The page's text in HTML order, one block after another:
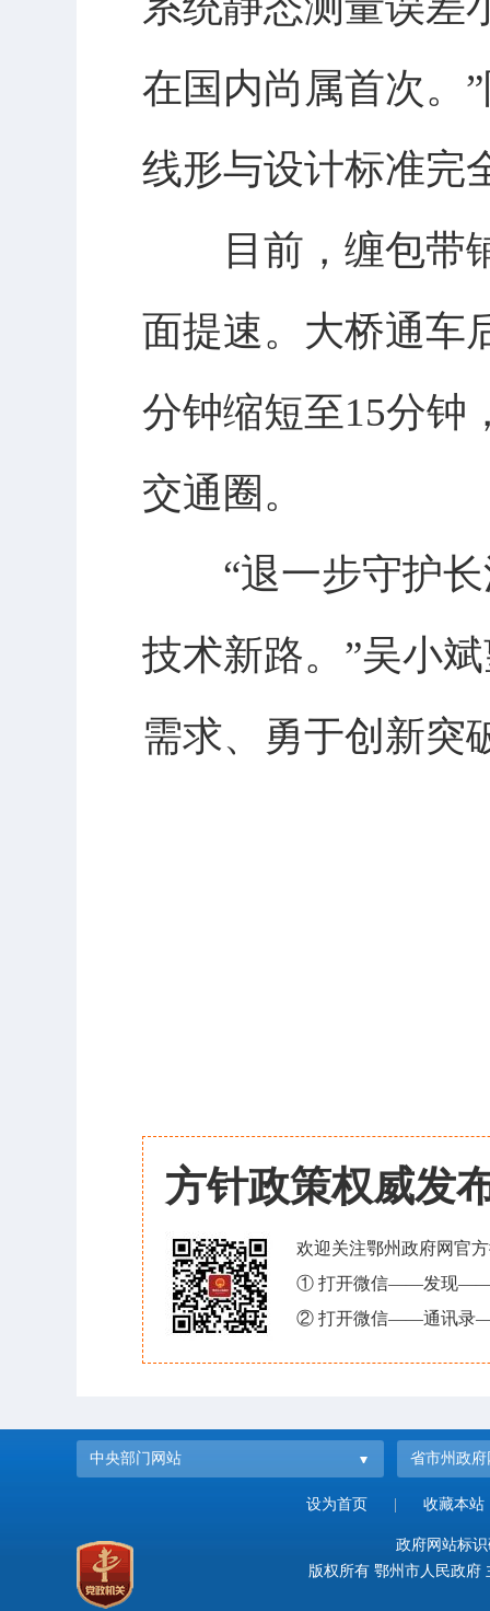
在国内尚属首次。
线形与设计标准完
目前，缠包带铺
面提速。大桥通车
分钟缩短至15分钟
交通圈。
“退一步守护长
技术新路。”吴小
需求、勇于创新突
方针政策权威发
欢迎关注鄂州政府网官
① 打开微信——发现——
② 打开微信——通讯录
中央部门网站 省市州政府
设为首页 收藏本站
政府网站标
版权所有 鄂州市人民政府